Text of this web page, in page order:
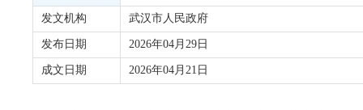
发文机构 武汉市人民政府
发布日期 2026年04月29日
成文日期 2026年04月21日